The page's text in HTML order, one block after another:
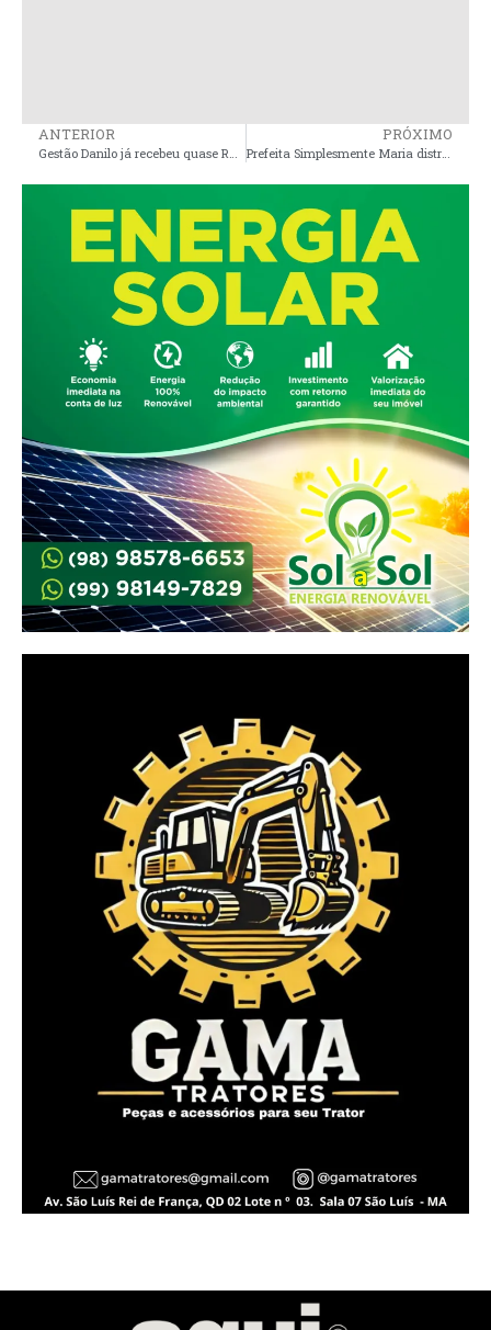
ANTERIOR
Gestão Danilo já recebeu quase R$ 2 milhões para investir em saúde e pacientes de Cedral recorrem a municípios vizinhos em busca de atendimentos
PRÓXIMO
Prefeita Simplesmente Maria distribui peixe podre para população de Arari